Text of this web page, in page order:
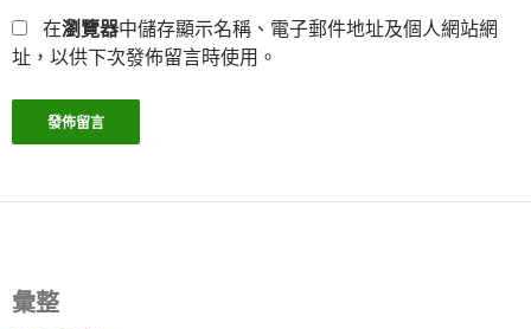
在瀏覽器中儲存顯示名稱、電子郵件地址及個人網站網
址，以供下次發佈留言時使用。
彙整